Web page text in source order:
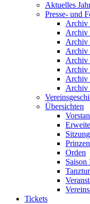
Aktuelles
Presse- und
Archiv
Archiv
Archiv
Archiv
Archiv
Archiv
Archiv
Archiv
Übersichten
Orden
Saison
Tickets